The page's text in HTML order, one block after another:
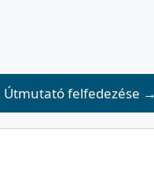
Útmutató felfedezése →